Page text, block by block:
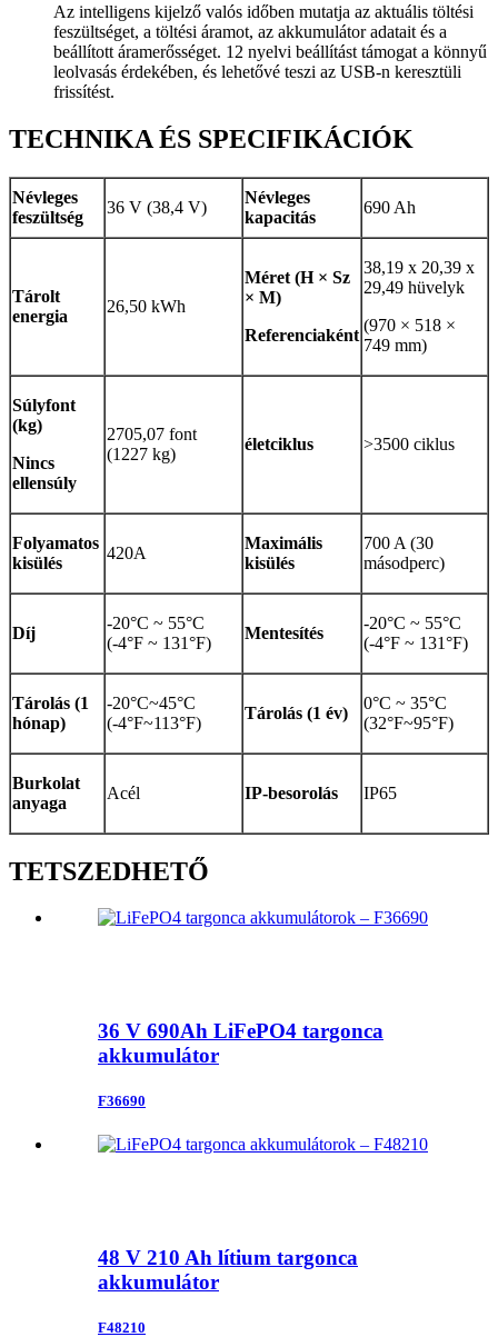
Az intelligens kijelző valós időben mutatja az aktuális töltési
feszültséget, a töltési áramot, az akkumulátor adatait és a
beállított áramerősséget. 12 nyelvi beállítást támogat a könnyű
leolvasás érdekében, és lehetővé teszi az USB-n keresztüli
frissítést.
TECHNIKA ÉS SPECIFIKÁCIÓK
Névleges
feszültség
36 V (38,4 V)
Névleges
kapacitás
690 Ah
Tárolt
energia
26,50 kWh
Méret (H × Sz
× M)
Referenciaként
38,19 x 20,39 x
29,49 hüvelyk
(970 × 518 ×
749 mm)
Súlyfont
(kg)
Nincs
ellensúly
2705,07 font
(1227 kg)
életciklus >3500 ciklus
Folyamatos
kisülés
420A
Maximális
kisülés
700 A (30
másodperc)
Díj
-20°C ~ 55°C
(-4°F ~ 131°F)
Mentesítés
-20°C ~ 55°C
(-4°F ~ 131°F)
Tárolás (1
hónap)
-20°C~45°C
(-4°F~113°F)
Tárolás (1 év)
0°C ~ 35°C
(32°F~95°F)
Burkolat
anyaga
Acél IP-besorolás IP65
TETSZEDHETŐ
36 V 690Ah LiFePO4 targonca
akkumulátor
F36690
48 V 210 Ah lítium targonca
akkumulátor
F48210